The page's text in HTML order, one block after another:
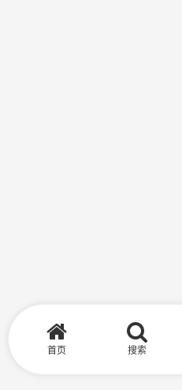
首页 搜索